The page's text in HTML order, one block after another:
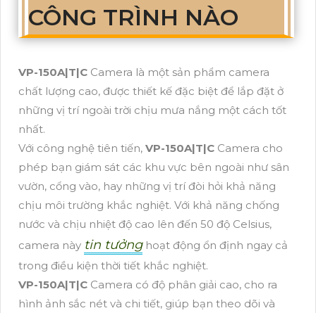
CÔNG TRÌNH NÀO
VP-150A|T|C Camera là một sản phẩm camera
chất lượng cao, được thiết kế đặc biệt để lắp đặt ở
những vị trí ngoài trời chịu mưa nắng một cách tốt
nhất.
Với công nghệ tiên tiến, VP-150A|T|C Camera cho
phép bạn giám sát các khu vực bên ngoài như sân
vườn, cổng vào, hay những vị trí đòi hỏi khả năng
chịu môi trường khắc nghiệt. Với khả năng chống
nước và chịu nhiệt độ cao lên đến 50 độ Celsius,
camera này tin tưởnghoạt động ổn định ngay cả
trong điều kiện thời tiết khắc nghiệt.
VP-150A|T|C Camera có độ phân giải cao, cho ra
hình ảnh sắc nét và chi tiết, giúp bạn theo dõi và